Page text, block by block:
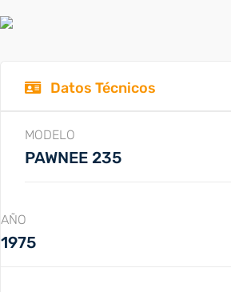
Datos Técnicos
MODELO
PAWNEE 235
AÑO
1975